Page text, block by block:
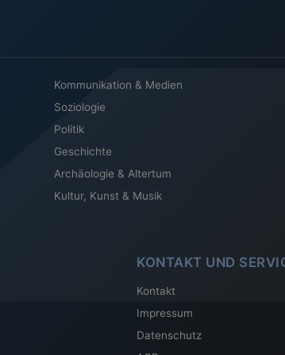
Kommunikation & Medien
Soziologie
Politik
Geschichte
Archäologie & Altertum
Kultur, Kunst & Musik
KONTAKT UND
Kontakt
Impressum
Datenschutz